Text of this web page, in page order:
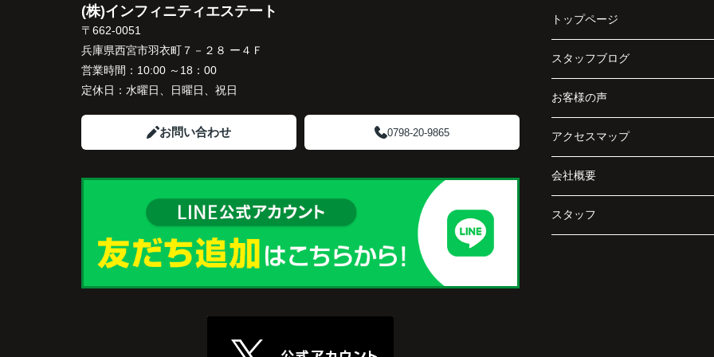
住み替え先とのスケジュールや資金計画まで丁
寧にサポートしてくださいました。
販売活動では、西宮北口駅へのアクセス、阪急
将来も安心して暮らせる住環境を詳しく紹介し
ていただきました。
購入されたご家族は、
「子育てにも便利で、とても住みやすそうです
ね。」
住み替え後は掃除の時間も短くなり、夫婦で外
これからの暮らしを前向きに考えられるように
「立地も良く、長期保有したい物件です。」
ことになりました。
長年守ってきた資産を安心して引き継ぐことが
でき、家族全員が納得できる売却となりまし
た。
(株)インフィニティエステート
〒662-0051
兵庫県西宮市羽衣町７－２８ ー４Ｆ
営業時間： 10:00 ～18：00
定休日： 水曜日、日曜日、祝日
お問い合わせ 0798-20-9865
トップページ
スタッフブログ
お客様の声
アクセスマップ
会社概要
スタッフ